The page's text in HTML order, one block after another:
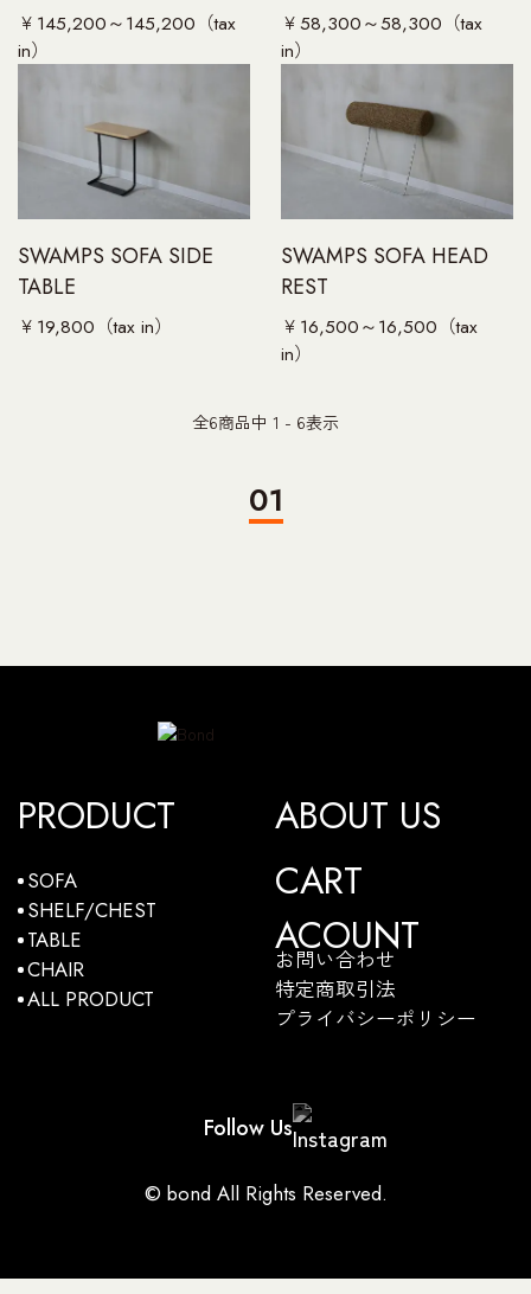
￥145,200～145,200（tax
in）
￥58,300～58,300（tax
in）
SWAMPS SOFA SIDE
TABLE
￥19,800（tax in）
SWAMPS SOFA HEAD
REST
￥16,500～16,500（tax
in）
全6商品中 1 - 6表示
01
PRODUCT
SOFA
SHELF/CHEST
TABLE
CHAIR
ALL PRODUCT
ABOUT US
CART
ACOUNT
お問い合わせ
特定商取引法
プライバシーポリシー
Follow Us
© bond All Rights Reserved.